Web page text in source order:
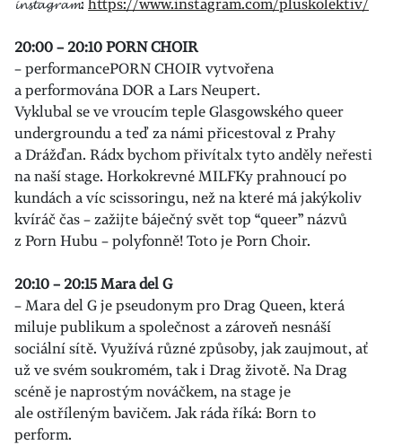
20:00 – 20:10 PORN CHOIR
– performancePORN CHOIR vytvořena
a performována DOR a Lars Neupert.
Vyklubal se ve vroucím teple Glasgowského queer
undergroundu a teď za námi přicestoval z Prahy
a Drážďan. Rádx bychom přivítalx tyto anděly neřesti
na naší stage. Horkokrevné MILFKy prahnoucí po
kundách a víc scissoringu, než na které má jakýkoliv
kvíráč čas – zažijte báječný svět top “queer” názvů
z Porn Hubu – polyfonně! Toto je Porn Choir.
20:10 – 20:15 Mara del G
– Mara del G je pseudonym pro Drag Queen, která
miluje publikum a společnost a zároveň nesnáší
sociální sítě. Využívá různé způsoby, jak zaujmout, ať
už ve svém soukromém, tak i Drag životě. Na Drag
scéně je naprostým nováčkem, na stage je
ale ostříleným bavičem. Jak ráda říká: Born to
perform.